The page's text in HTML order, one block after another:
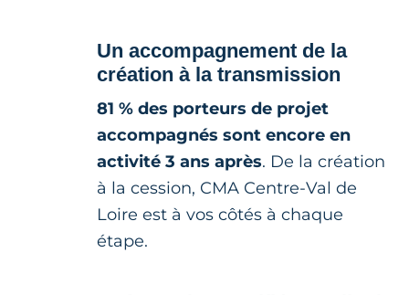
Un accompagnement de la
création à la transmission
81 % des porteurs de projet
accompagnés sont encore en
activité 3 ans après. De la création
à la cession, CMA Centre-Val de
Loire est à vos côtés à chaque
étape.